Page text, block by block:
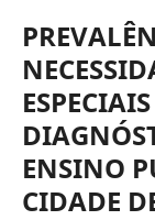
ENSINO
CIDADE